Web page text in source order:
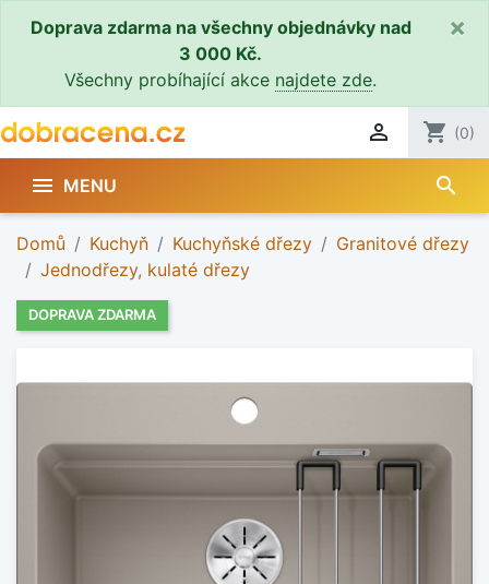
Doprava zdarma na všechny objednávky nad
3 000 Kč.
Všechny probíhající akce najdete zde.
×
 shopping_cart (0)
 MENU search
Domů Kuchyň Kuchyňské dřezy
Granitové dřezy
Jednodřezy, kulaté dřezy
DOPRAVA ZDARMA